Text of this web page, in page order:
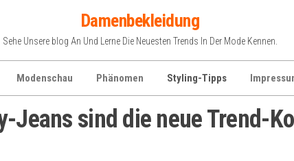
Damenbekleidung
Sehe Unsere blog An Und Lerne Die Neuesten Trends In Der Mode Kennen.
Modenschau Phänomen Styling-Tipps
Jeans sind die neue Trend-